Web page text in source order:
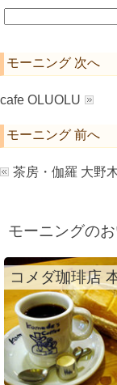
モーニング 次へ
cafe OLUOLU
モーニング 前へ
茶房・伽羅 大野
モーニングの
コメダ珈琲店